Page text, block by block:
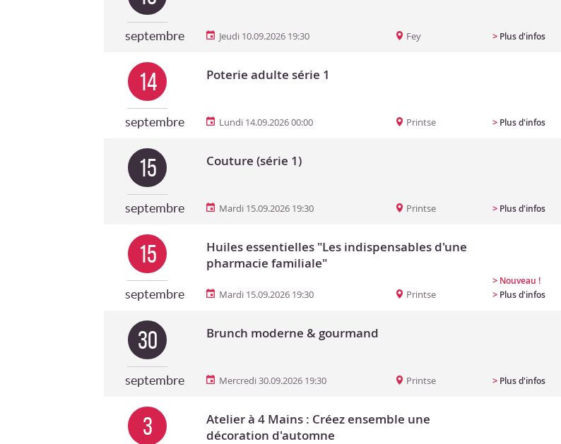
septembre Jeudi 10.09.2026 19:30 Fey > Plus d'infos
14
septembre
Poterie adulte série 1
Lundi 14.09.2026 00:00 Printse > Plus d'infos
15
septembre
Couture (série 1)
Mardi 15.09.2026 19:30 Printse > Plus d'infos
15
septembre
Huiles essentielles "Les indispensables d'une
pharmacie familiale"
Mardi 15.09.2026 19:30 Printse
> Nouveau !
> Plus d'infos
30
septembre
Brunch moderne & gourmand
Mercredi 30.09.2026 19:30 Printse > Plus d'infos
3
Atelier à 4 Mains : Créez ensemble une
décoration d'automne